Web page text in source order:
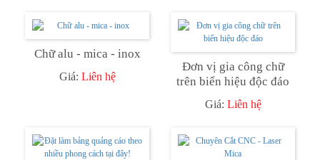
Chữ alu - mica - inox
Giá: Liên hệ
Đơn vị gia công chữ
trên biển hiệu độc đáo
Giá: Liên hệ